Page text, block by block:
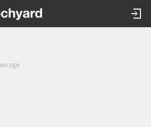
pge